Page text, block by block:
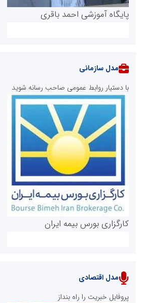
پایگاه آموزشی احمد باقری
روابط عمومی خبرگزاری گزارش خبر
پایگاه خبری نهضت ملی مسکن
مدل سازمانی
با دستیار روابط عمومی صاحب رسانه شوید
کارگزاری بورس بیمه ایران
مدل اقتصادی
پروفایل خبریت را راه بنداز